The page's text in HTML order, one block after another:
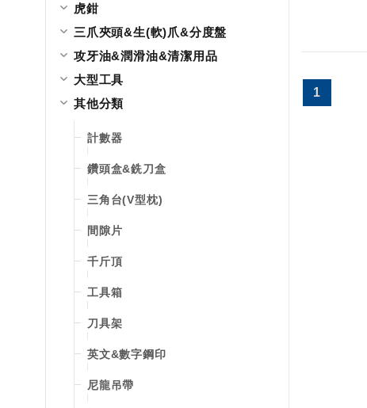
虎鉗
三爪夾頭&生(軟)爪&分度盤
攻牙油&潤滑油&清潔用品
大型工具
其他分類
計數器
鑽頭盒&銑刀盒
三角台(V型枕)
間隙片
千斤頂
工具箱
刀具架
英文&數字鋼印
尼龍吊帶
1